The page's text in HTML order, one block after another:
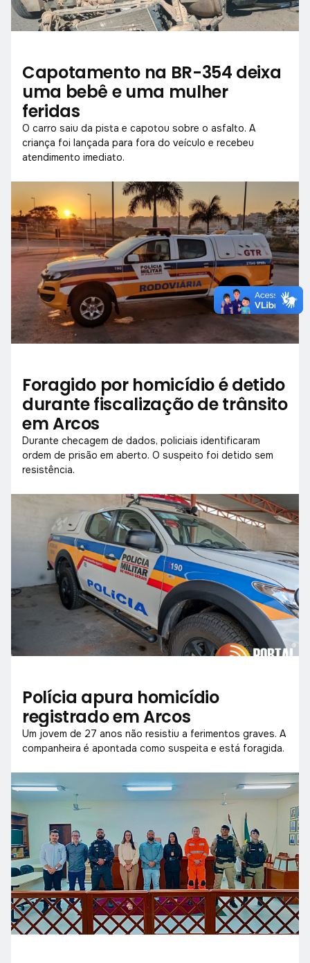
Capotamento na BR-354 deixa
uma bebê e uma mulher
feridas
O carro saiu da pista e capotou sobre o asfalto. A
criança foi lançada para fora do veículo e recebeu
atendimento imediato.
Foragido por homicídio é detido
durante fiscalização de trânsito
em Arcos
Durante checagem de dados, policiais identificaram
ordem de prisão em aberto. O suspeito foi detido sem
resistência.
Polícia apura homicídio
registrado em Arcos
Um jovem de 27 anos não resistiu a ferimentos graves. A
companheira é apontada como suspeita e está foragida.